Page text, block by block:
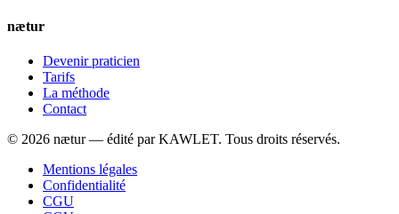
nætur
Devenir praticien
Tarifs
La méthode
Contact
© 2026 nætur — édité par KAWLET. Tous droits réservés.
Mentions légales
Confidentialité
CGU